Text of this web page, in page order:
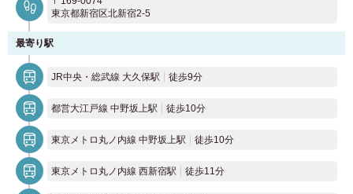
東京都新宿区北新宿2-5
最寄り駅
JR中央・総武線 大久保駅 徒歩9分
都営大江戸線 中野坂上駅 徒歩10分
東京メトロ丸ノ内線 中野坂上駅 徒歩10分
東京メトロ丸ノ内線 西新宿駅 徒歩11分
03-6712-4344